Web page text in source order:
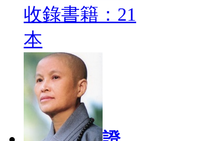
收錄書籍：21
本